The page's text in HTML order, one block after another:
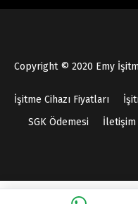
Copyright © 2020 Emy
İşitme Cihazı Fiyatları
SGK Ödemesi
İletişim